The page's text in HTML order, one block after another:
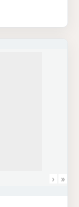
› »